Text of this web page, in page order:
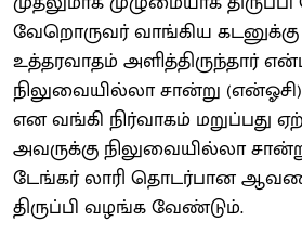
வேறொருவர் வாங்கிய
உத்தரவாதம் அளித்திருந்தார்
நிலுவையில்லா சான்று (என்ஓசி)
என வங்கி நிர்வாகம் மறுப்பது
அவருக்கு நிலுவையில்லா
டேங்கர் லாரி தொடர்பான
திருப்பி வழங்க வேண்டும்.